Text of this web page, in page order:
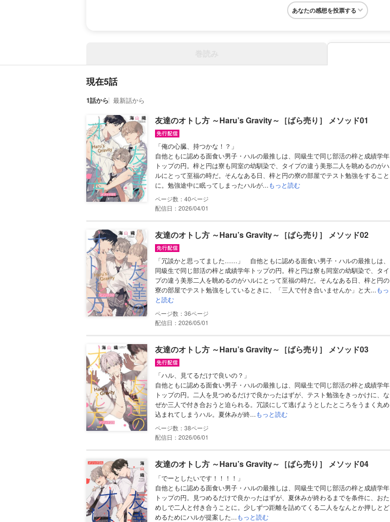
あなたの感想を投票する
現在5話
1話から 最新話から
友達のオトし方 ～Haru’s Gravity～［ばら売り］ メソッド01
「俺の心臓、持つかな！？」
自他ともに認める面食い男子・ハルの最推しは、同級生で同じ部活の梓と成績学年
トップの円。梓と円は寮も同室の幼馴染で、タイプの違う美形二人を眺めるのがハ
ルにとって至福の時だ。そんなある日、梓と円の寮の部屋でテスト勉強をすること
に。勉強途中に眠ってしまったハルが...もっと読む
40
配信日：2026/04/01
友達のオトし方 ～Haru’s Gravity～［ばら売り］ メソッド02
「冗談かと思ってました……」 自他ともに認める面食い男子・ハルの最推しは、
同級生で同じ部活の梓と成績学年トップの円。梓と円は寮も同室の幼馴染で、タイ
プの違う美形二人を眺めるのがハルにとって至福の時だ。そんなある日、梓と円の
寮の部屋でテスト勉強をしているときに、「三人で付き合いませんか」と大...もっ
と読む
36
配信日：2026/05/01
友達のオトし方 ～Haru’s Gravity～［ばら売り］ メソッド03
「ハル、見てるだけで良いの？」
自他ともに認める面食い男子・ハルの最推しは、同級生で同じ部活の梓と成績学年
トップの円。二人を見つめるだけで良かったはずが、テスト勉強をきっかけに、な
ぜか三人で付き合おうと迫られる。冗談にして逃げようとしたところをうまく丸め
込まれてしまうハル。夏休みが終...もっと読む
38
配信日：2026/06/01
友達のオトし方 ～Haru’s Gravity～［ばら売り］ メソッド04
「でーとしたいです！！！！」
自他ともに認める面食い男子・ハルの最推しは、同級生で同じ部活の梓と成績学年
トップの円。見つめるだけで良かったはずが、夏休みが終わるまでを条件に、おた
めしで二人と付き合うことに。少しずつ距離を詰めてくる二人をなんとか押しとど
めるためにハルが提案した...もっと読む